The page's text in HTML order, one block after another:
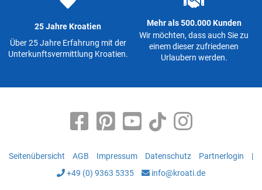
25 Jahre Kroatien
Über 25 Jahre Erfahrung mit der
Unterkunftsvermittlung Kroatien.
Mehr als 500.000 Kunden
Wir möchten, dass auch Sie zu
einem dieser zufriedenen
Urlaubern werden.
Seitenübersicht AGB Impressum Datenschutz Partnerlogin
|
+49 (0) 9363 5335
info@kroati.de